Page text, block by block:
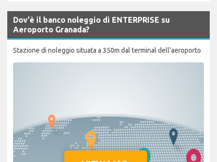
Dov'è il banco noleggio di ENTERPRISE su
Aeroporto Granada?
Stazione di noleggio situata a 350m dal terminal dell'aeroporto